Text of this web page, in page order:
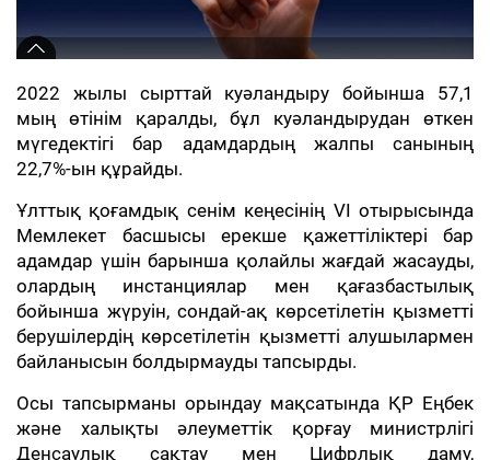
2022 жылы сырттай куәландыру бойынша 57,1
мың өтінім қаралды, бұл куәландырудан өткен
мүгедектігі бар адамдардың жалпы санының
22,7%-ын құрайды.
Ұлттық қоғамдық сенім кеңесінің VI отырысында
Мемлекет басшысы ерекше қажеттіліктері бар
адамдар үшін барынша қолайлы жағдай жасауды,
олардың инстанциялар мен қағазбастылық
бойынша жүруін, сондай-ақ көрсетілетін қызметті
берушілердің көрсетілетін қызметті алушылармен
байланысын болдырмауды тапсырды.
Осы тапсырманы орындау мақсатында ҚР Еңбек
және халықты әлеуметтік қорғау министрлігі
Денсаулық сақтау мен Цифрлық даму,